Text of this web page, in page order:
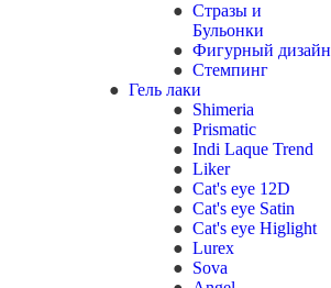
Стразы и
Бульонки
Фигурный дизайн
Стемпинг
Гель лаки
Shimeria
Prismatic
Indi Laque Trend
Liker
Cat's eye 12D
Cat's eye Satin
Cat's eye Higlight
Lurex
Sova